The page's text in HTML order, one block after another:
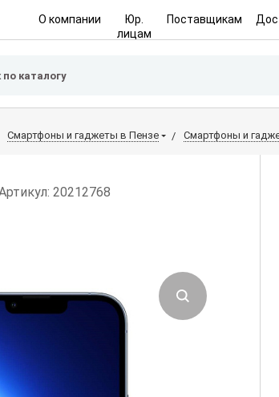
О компании
Юр.
лицам
Поставщикам
Смартфоны и гаджеты в Пензе Смартфоны и
20212768